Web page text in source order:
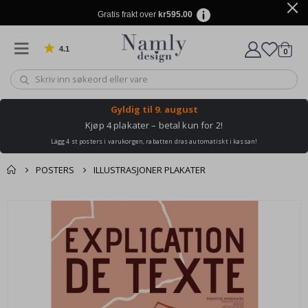
Gratis frakt over kr595.00
4.1 Basert på 1024 stemmer 0varer
Gyldig til 9. august
Kjøp 4 plakater – betal kun for 2!
Lägg 4 st posters i varukorgen, rabatten dras automatiskt i kassan!
POSTERS ILLUSTRASJONER PLAKATER
Andre kjøpte
produkter